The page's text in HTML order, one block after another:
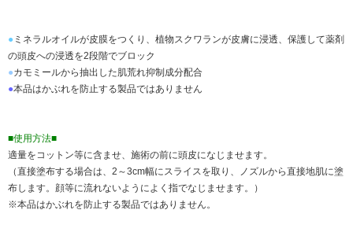
● ミネラルオイルが皮膜をつくり、植物スクワランが皮膚に浸透、保護して薬剤
の頭皮への浸透を2段階でブロック
●カモミールから抽出した肌荒れ抑制成分配合
●本品はかぶれを防止する製品ではありません
■使用方法■
適量をコットン等に含ませ、施術の前に頭皮になじませます。
（直接塗布する場合は、2～3cm幅にスライスを取り、ノズルから直接地肌に塗
布します。顔等に流れないようによく指でなじませます。）
※本品はかぶれを防止する製品ではありません。